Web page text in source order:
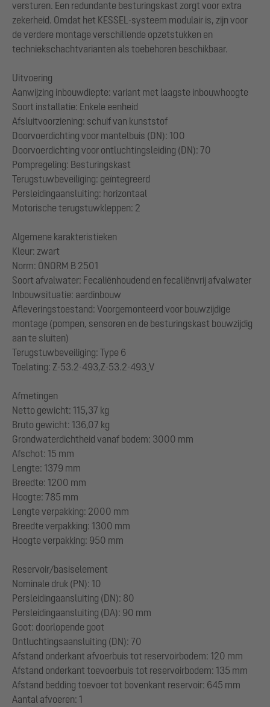
versturen. Een redundante besturingskast zorgt voor extra
zekerheid. Omdat het KESSEL-systeem modulair is, zijn voor
de verdere montage verschillende opzetstukken en
techniekschachtvarianten als toebehoren beschikbaar.
Uitvoering
Aanwijzing inbouwdiepte: variant met laagste inbouwhoogte
Soort installatie: Enkele eenheid
Afsluitvoorziening: schuif van kunststof
Doorvoerdichting voor mantelbuis (DN): 100
Doorvoerdichting voor ontluchtingsleiding (DN): 70
Pompregeling: Besturingskast
Terugstuwbeveiliging: geïntegreerd
Persleidingaansluiting: horizontaal
Motorische terugstuwkleppen: 2
Algemene karakteristieken
Kleur: zwart
Norm: ÖNORM B 2501
Soort afvalwater: Fecaliënhoudend en fecaliënvrij afvalwater
Inbouwsituatie: aardinbouw
Afleveringstoestand: Voorgemonteerd voor bouwzijdige
montage (pompen, sensoren en de besturingskast bouwzijdig
aan te sluiten)
Terugstuwbeveiliging: Type 6
Toelating: Z-53.2-493,Z-53.2-493_V
Afmetingen
Netto gewicht: 115,37 kg
Bruto gewicht: 136,07 kg
Grondwaterdichtheid vanaf bodem: 3000 mm
Afschot: 15 mm
Lengte: 1379 mm
Breedte: 1200 mm
Hoogte: 785 mm
Lengte verpakking: 2000 mm
Breedte verpakking: 1300 mm
Hoogte verpakking: 950 mm
Reservoir/basiselement
Nominale druk (PN): 10
Persleidingaansluiting (DN): 80
Persleidingaansluiting (DA): 90 mm
Goot: doorlopende goot
Ontluchtingsaansluiting (DN): 70
Afstand onderkant afvoerbuis tot reservoirbodem: 120 mm
Afstand onderkant toevoerbuis tot reservoirbodem: 135 mm
Afstand bedding toevoer tot bovenkant reservoir: 645 mm
Aantal afvoeren: 1